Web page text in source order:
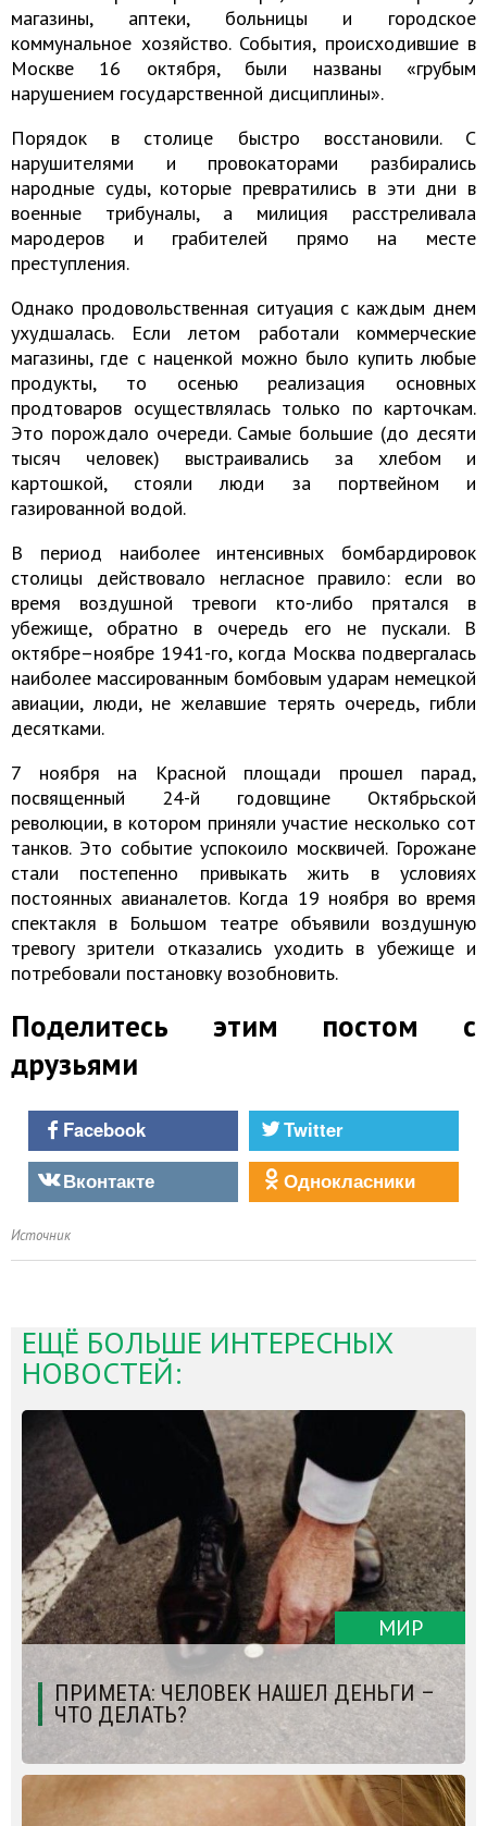
магазины, аптеки, больницы и городское
коммунальное хозяйство. События, происходившие в
Москве 16 октября, были названы «грубым
нарушением государственной дисциплины».
Порядок в столице быстро восстановили. С
нарушителями и провокаторами разбирались
народные суды, которые превратились в эти дни в
военные трибуналы, а милиция расстреливала
мародеров и грабителей прямо на месте
преступления.
Однако продовольственная ситуация с каждым днем
ухудшалась. Если летом работали коммерческие
магазины, где с наценкой можно было купить любые
продукты, то осенью реализация основных
продтоваров осуществлялась только по карточкам.
Это порождало очереди. Самые большие (до десяти
тысяч человек) выстраивались за хлебом и
картошкой, стояли люди за портвейном и
газированной водой.
В период наиболее интенсивных бомбардировок
столицы действовало негласное правило: если во
время воздушной тревоги кто-либо прятался в
убежище, обратно в очередь его не пускали. В
октябре–ноябре 1941-го, когда Москва подвергалась
наиболее массированным бомбовым ударам немецкой
авиации, люди, не желавшие терять очередь, гибли
десятками.
7 ноября на Красной площади прошел парад,
посвященный 24-й годовщине Октябрьской
революции, в котором приняли участие несколько сот
танков. Это событие успокоило москвичей. Горожане
стали постепенно привыкать жить в условиях
постоянных авианалетов. Когда 19 ноября во время
спектакля в Большом театре объявили воздушную
тревогу зрители отказались уходить в убежище и
потребовали постановку возобновить.
Поделитесь этим постом с
друзьями
Facebook
Twitter
Вконтакте
Однокласники
Источник
ЕЩЁ БОЛЬШЕ ИНТЕРЕСНЫХ
НОВОСТЕЙ:
МИР
ПРИМЕТА: ЧЕЛОВЕК НАШЕЛ ДЕНЬГИ –
ЧТО ДЕЛАТЬ?